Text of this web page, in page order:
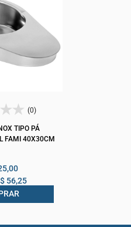
(0)
TIPO PÁ
FAMI 40X30CM
56,25